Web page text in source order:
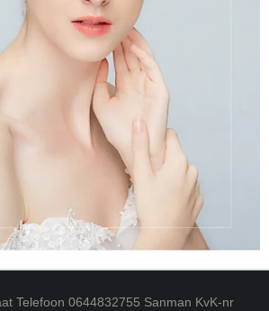
Telefoon 0644832755 Sanman KvK-nr